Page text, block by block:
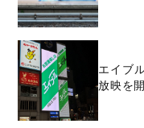
エイブ
放映を